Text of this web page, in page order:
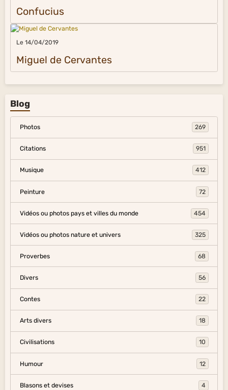
Confucius
Le 14/04/2019
Miguel de Cervantes
Blog
Photos 269
Citations 951
Musique 412
Peinture 72
Vidéos ou photos pays et villes du monde 454
Vidéos ou photos nature et univers 325
Proverbes 68
Divers 56
Contes 22
Arts divers 18
Civilisations 10
Humour 12
Blasons et devises 4